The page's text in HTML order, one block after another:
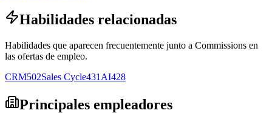
Habilidades relacionadas
Habilidades que aparecen frecuentemente junto a Commissions en
las ofertas de empleo.
CRM502Sales Cycle431 AI428
Principales empleadores